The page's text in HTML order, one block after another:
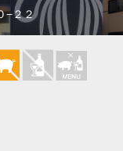
−２２